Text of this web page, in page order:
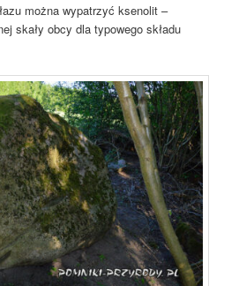
można wypatrzyć ksenolit –
skały obcy dla typowego składu